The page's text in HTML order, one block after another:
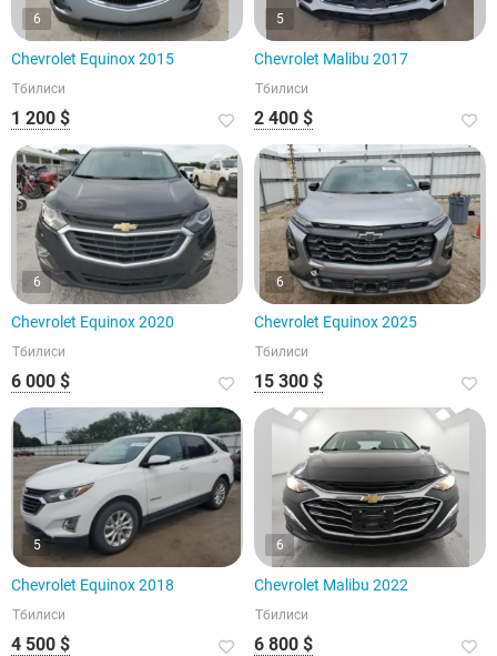
6
Chevrolet Equinox 2015
Тбилиси
1 200 $
5
Chevrolet Malibu 2017
Тбилиси
2 400 $
6
Chevrolet Equinox 2020
Тбилиси
6 000 $
6
Chevrolet Equinox 2025
Тбилиси
15 300 $
5
Chevrolet Equinox 2018
Тбилиси
4 500 $
6
Chevrolet Malibu 2022
Тбилиси
6 800 $